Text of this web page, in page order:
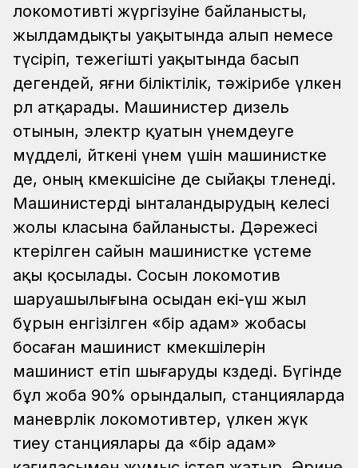
локомотивті жүргізуіне байланысты,
жылдамдықты уақытында алып немесе
түсіріп, тежегішті уақытында басып
дегендей, яғни біліктілік, тәжірибе үлкен
рөл атқарады. Машинистер дизель
отынын, электр қуатын үнемдеуге
мүдделі, өйткені үнем үшін машинистке
де, оның көмекшісіне де сыйақы төленеді.
Машинистерді ынталандырудың келесі
жолы класына байланысты. Дәрежесі
көтерілген сайын машинистке үстеме
ақы қосылады. Сосын локомотив
шаруашылығына осыдан екі-үш жыл
бұрын енгізілген «бір адам» жобасы
босаған машинист көмекшілерін
машинист етіп шығаруды көздеді. Бүгінде
бұл жоба 90% орындалып, станцияларда
маневрлік локомотивтер, үлкен жүк
тиеу станциялары да «бір адам»